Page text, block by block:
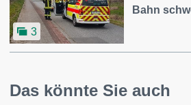
3
Bahn
Das könnte Sie auch